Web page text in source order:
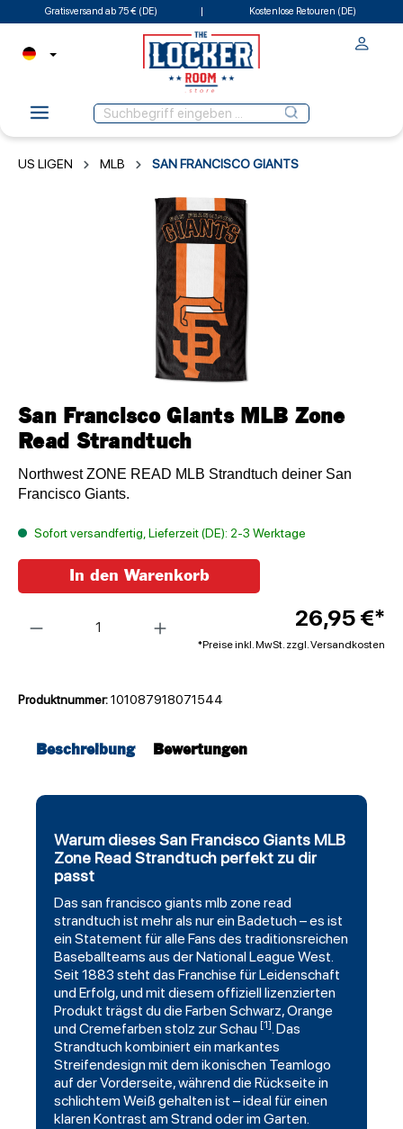
Gratisversand ab 75 € (DE) Kostenlose Retouren (DE)
US LIGEN MLB SAN FRANCISCO GIANTS
San Francisco Giants MLB Zone
Read Strandtuch
Northwest ZONE READ MLB Strandtuch deiner San
Francisco Giants.
Sofort versandfertig, Lieferzeit (DE): 2-3 Werktage
26,95 €*
*Preise inkl. MwSt. zzgl. Versandkosten
In den Warenkorb
Produktnummer:101087918071544
Beschreibung Bewertungen
Warum dieses San Francisco Giants MLB
Zone Read Strandtuch perfekt zu dir
passt
Das san francisco giants mlb zone read
strandtuch ist mehr als nur ein Badetuch – es ist
ein Statement für alle Fans des traditionsreichen
Baseballteams aus der National League West.
Seit 1883 steht das Franchise für Leidenschaft
und Erfolg, und mit diesem offiziell lizenzierten
Produkt trägst du die FarbenSchwarz, Orange
und Cremefarben stolz zur Schau [1]. Das
Strandtuch kombiniert ein markantes
Streifendesign mit dem ikonischen Teamlogo
auf der Vorderseite, während die Rückseite in
schlichtem Weiß gehalten ist – ideal für einen
klaren Kontrast am Strand oder im Garten.